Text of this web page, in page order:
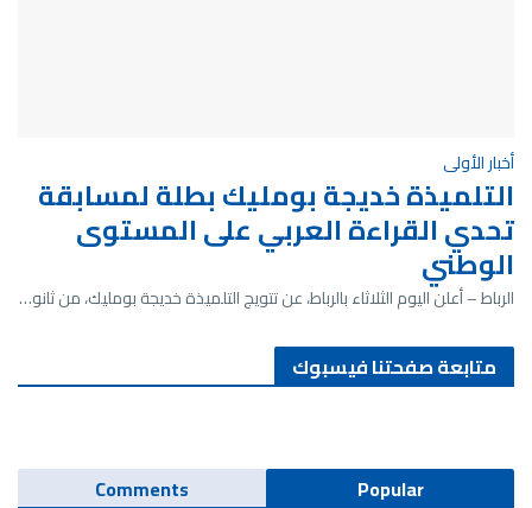
أخبار الأولى
التلميذة خديجة بومليك بطلة لمسابقة
تحدي القراءة العربي على المستوى
الوطني
الرباط – أعلن اليوم الثلاثاء بالرباط، عن تتويج التلميذة خديجة بومليك، من ثانو…
متابعة صفحتنا فيسبوك
Popular
Comments